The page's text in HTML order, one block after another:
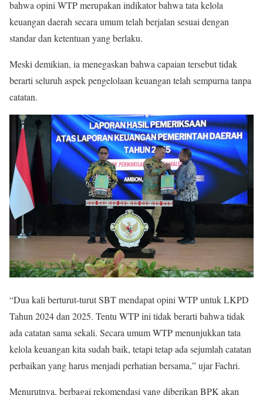
bahwa opini WTP merupakan indikator bahwa tata kelola
keuangan daerah secara umum telah berjalan sesuai dengan
standar dan ketentuan yang berlaku.
Meski demikian, ia menegaskan bahwa capaian tersebut tidak
berarti seluruh aspek pengelolaan keuangan telah sempurna tanpa
catatan.
“Dua kali berturut-turut SBT mendapat opini WTP untuk LKPD
Tahun 2024 dan 2025. Tentu WTP ini tidak berarti bahwa tidak
ada catatan sama sekali. Secara umum WTP menunjukkan tata
kelola keuangan kita sudah baik, tetapi tetap ada sejumlah catatan
perbaikan yang harus menjadi perhatian bersama,” ujar Fachri.
Menurutnya, berbagai rekomendasi yang diberikan BPK akan